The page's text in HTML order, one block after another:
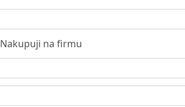
Nakupuji na firmu